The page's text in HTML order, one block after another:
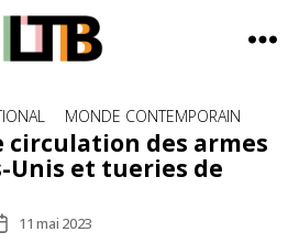
Tote
Bag
-
Média
quotidienne
MONDE CONTEMPORAIN
circulation des armes
Unis et tueries de
11 mai 2023